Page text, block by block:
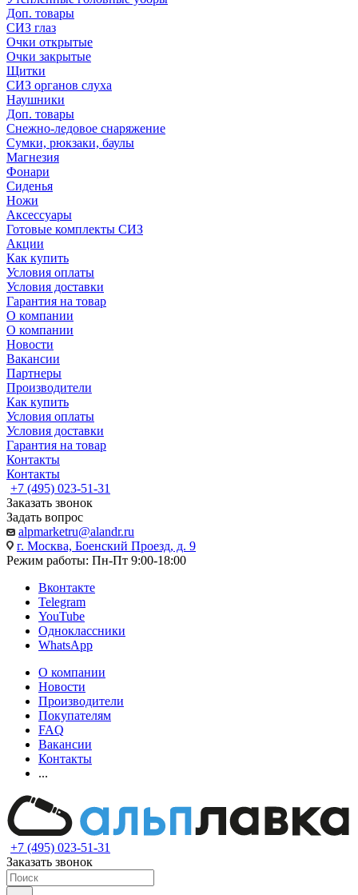
Доп. товары
СИЗ глаз
Очки открытые
Очки закрытые
Щитки
СИЗ органов слуха
Наушники
Доп. товары
Снежно-ледовое снаряжение
Сумки, рюкзаки, баулы
Магнезия
Фонари
Сиденья
Ножи
Аксессуары
Готовые комплекты СИЗ
Акции
Как купить
Условия оплаты
Условия доставки
Гарантия на товар
О компании
О компании
Новости
Вакансии
Партнеры
Производители
Как купить
Условия оплаты
Условия доставки
Гарантия на товар
Контакты
Контакты
+7 (495) 023-51-31
Заказать звонок
Задать вопрос
alpmarketru@alandr.ru
г. Москва, Боенский Проезд, д. 9
Режим работы: Пн-Пт 9:00-18:00
Вконтакте
Telegram
YouTube
Одноклассники
WhatsApp
О компании
Новости
Производители
Покупателям
FAQ
Вакансии
Контакты
...
+7 (495) 023-51-31
Заказать звонок